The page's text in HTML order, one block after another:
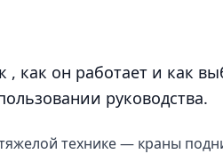
, как он работает и как
руководства.
технике — краны